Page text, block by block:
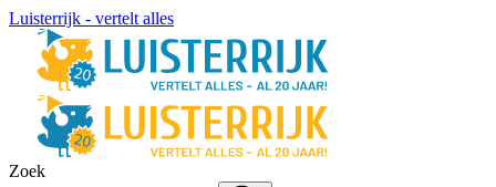
Luisterrijk - vertelt alles
Zoek